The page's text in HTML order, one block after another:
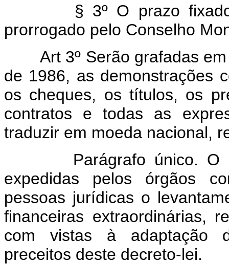
§ 3º O prazo fixado
prorrogado pelo Conselho
Art 3º Serão grafadas
de 1986, as demonstrações
os cheques, os títulos, os
contratos e todas as
traduzir em moeda nacional,
Parágrafo único. O
expedidas pelos órgãos
pessoas jurídicas o
financeiras extraordinárias,
com vistas à adaptação
preceitos deste decreto-lei.